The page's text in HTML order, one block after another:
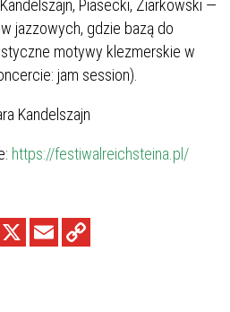
Piasecki, Ziarkowski —
jazzowych, gdzie bazą do
motywy klezmerskie w
jam session).
Kandelszajn
https://festiwalreichsteina.pl/